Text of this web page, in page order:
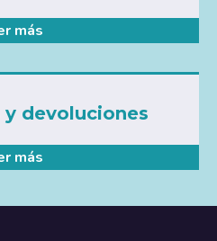
más
devoluciones
más